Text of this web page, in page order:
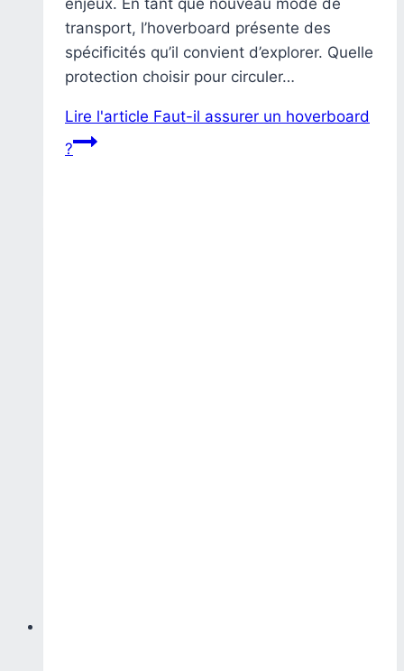
enjeux. En tant que nouveau mode de
transport, l’hoverboard présente des
spécificités qu’il convient d’explorer. Quelle
protection choisir pour circuler…
Lire l'article Faut-il assurer un hoverboard
?